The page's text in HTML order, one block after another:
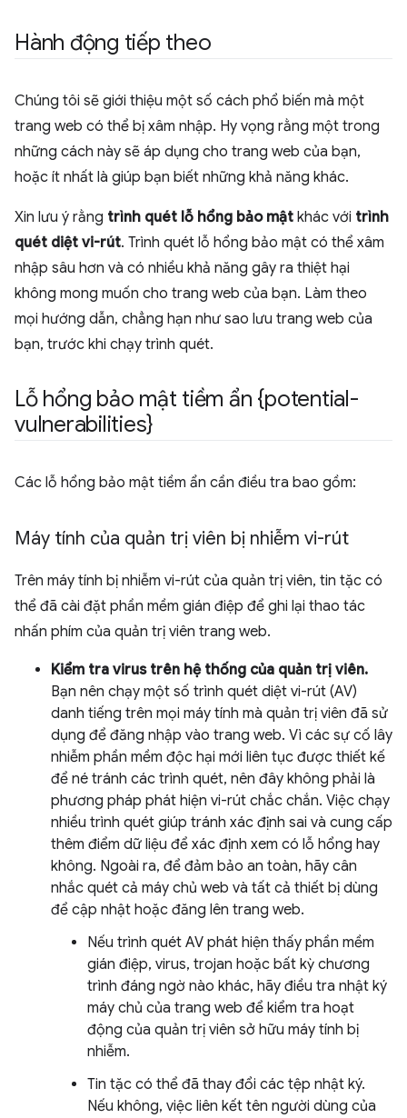
Hành động tiếp theo
Chúng tôi sẽ giới thiệu một số cách phổ biến mà một
trang web có thể bị xâm nhập. Hy vọng rằng một trong
những cách này sẽ áp dụng cho trang web của bạn,
hoặc ít nhất là giúp bạn biết những khả năng khác.
Xin lưu ý rằng trình quét lỗ hổng bảo mật khác với trình
quét diệt vi-rút. Trình quét lỗ hổng bảo mật có thể xâm
nhập sâu hơn và có nhiều khả năng gây ra thiệt hại
không mong muốn cho trang web của bạn. Làm theo
mọi hướng dẫn, chẳng hạn như sao lưu trang web của
bạn, trước khi chạy trình quét.
Lỗ hổng bảo mật tiềm ẩn {potential-
vulnerabilities}
Các lỗ hổng bảo mật tiềm ẩn cần điều tra bao gồm:
Máy tính của quản trị viên bị nhiễm vi-rút
Trên máy tính bị nhiễm vi-rút của quản trị viên, tin tặc có
thể đã cài đặt phần mềm gián điệp để ghi lại thao tác
nhấn phím của quản trị viên trang web.
Kiểm tra virus trên hệ thống của quản trị viên.
Bạn nên chạy một số trình quét diệt vi-rút (AV)
danh tiếng trên mọi máy tính mà quản trị viên đã sử
dụng để đăng nhập vào trang web. Vì các sự cố lây
nhiễm phần mềm độc hại mới liên tục được thiết kế
để né tránh các trình quét, nên đây không phải là
phương pháp phát hiện vi-rút chắc chắn. Việc chạy
nhiều trình quét giúp tránh xác định sai và cung cấp
thêm điểm dữ liệu để xác định xem có lỗ hổng hay
không. Ngoài ra, để đảm bảo an toàn, hãy cân
nhắc quét cả máy chủ web và tất cả thiết bị dùng
để cập nhật hoặc đăng lên trang web.
Nếu trình quét AV phát hiện thấy phần mềm
gián điệp, virus, trojan hoặc bất kỳ chương
trình đáng ngờ nào khác, hãy điều tra nhật ký
máy chủ của trang web để kiểm tra hoạt
động của quản trị viên sở hữu máy tính bị
nhiễm.
Tin tặc có thể đã thay đổi các tệp nhật ký.
Nếu không, việc liên kết tên người dùng của